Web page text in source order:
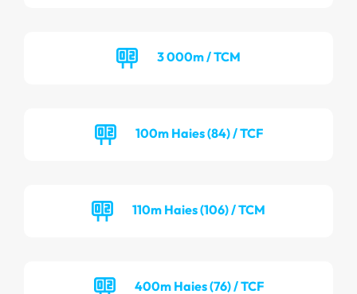
3 000m / TCM
100m Haies (84) / TCF
110m Haies (106) / TCM
400m Haies (76) / TCF